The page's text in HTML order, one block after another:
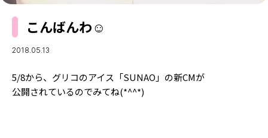
FORTUNE
ゲッターズ飯田
MISS SEVENTEEN
ミスセブンティーンニュース
バックナンバー
INFORMATION
こんばんわ︎☺️︎
2018.05.13
5/8から、グリコのアイス「SUNAO」の新CMが
公開されているのでみてね(*^^*)